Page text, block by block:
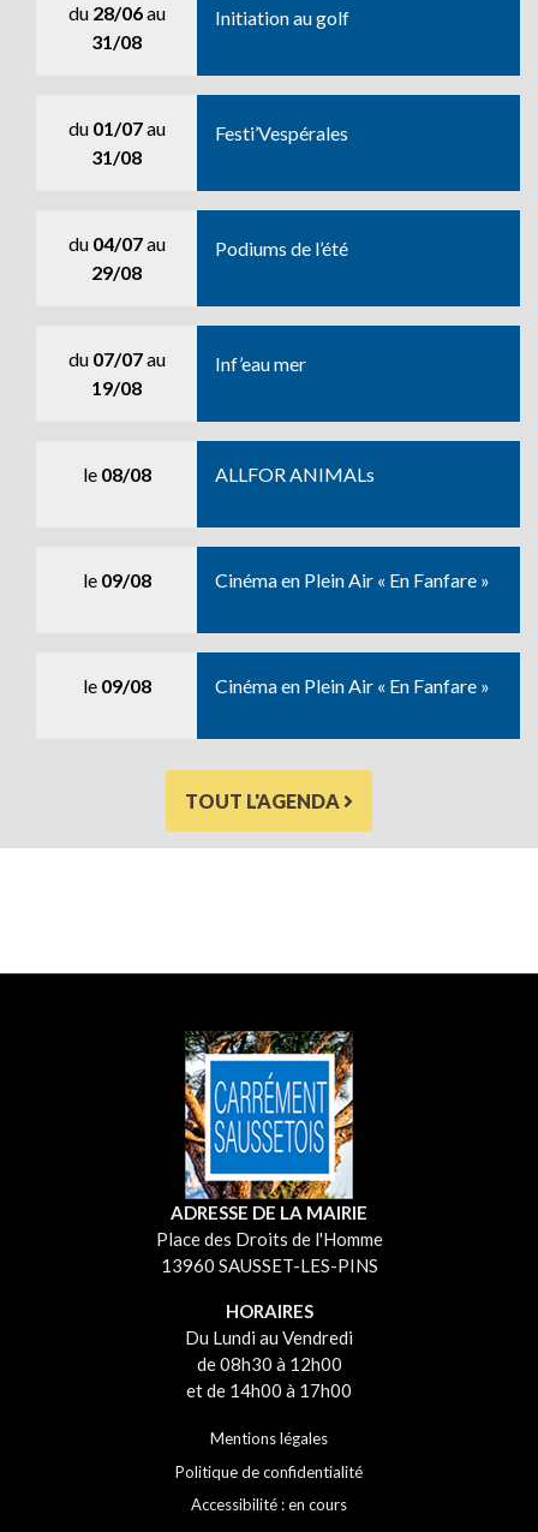
du 28/06au
31/08
Initiation au golf
du 01/07au
31/08
Festi’Vespérales
du 04/07au
29/08
Podiums de l’été
du 07/07au
19/08
Inf’eau mer
le 08/08 ALLFOR ANIMALs
le 09/08 Cinéma en Plein Air « En Fanfare »
le 09/08 Cinéma en Plein Air « En Fanfare »
TOUT L'AGENDA
ADRESSE DE LA MAIRIE
Place des Droits de l'Homme
13960 SAUSSET-LES-PINS
HORAIRES
Du Lundi au Vendredi
de 08h30 à 12h00
et de 14h00 à 17h00
Mentions légales
Politique de confidentialité
Accessibilité : en cours